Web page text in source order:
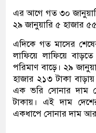
এর আগে গত ৩০
২৯ জানুয়ারি ৫ হাজার
এদিকে গত মাসের
লাফিয়ে লাফিয়ে
পরিমাণ বাড়ে। ২৯
হাজার ২১৩ টাকা
এক ভরি সোনার দাম
টাকায়। এই দাম
একধাপে সোনার দাম